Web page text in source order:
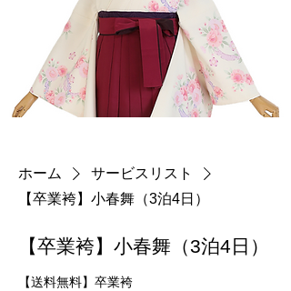
ホーム
サービスリスト
【卒業袴】小春舞（3泊4日）
【卒業袴】小春舞（3泊4日）
【送料無料】卒業袴